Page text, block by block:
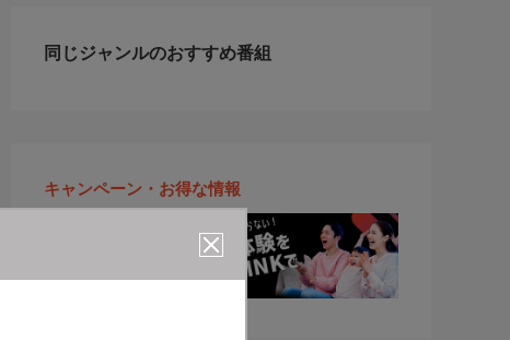
同じジャンルのおすすめ番組
キャンペーン・お得な情報